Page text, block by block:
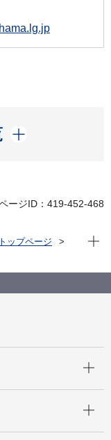
ージID：419-452-468
ップページ
現在